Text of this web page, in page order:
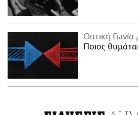
Οπτική Γωνία
Ποιος